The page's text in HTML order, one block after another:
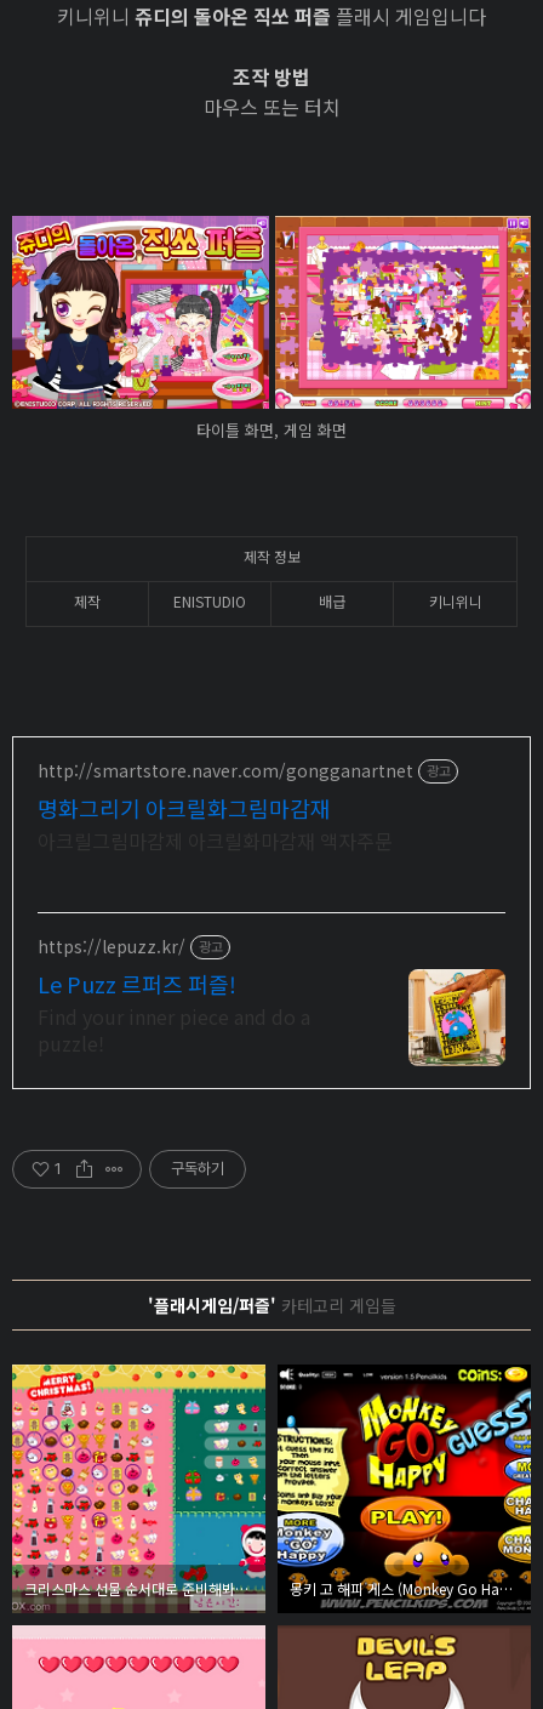
키니위니 쥬디의 돌아온 직쏘 퍼즐 플래시 게임입니다
조작 방법
마우스 또는 터치
타이틀 화면, 게임 화면
제작 정보
제작 ENISTUDIO 배급 키니위니
http://smartstore.naver.com/gongganartnet 광고
명화그리기 아크릴화그림마감재
https://lepuzz.kr/ 광고
Le Puzz 르퍼즈 퍼즐!
1 구독하기
'플래시게임/퍼즐' 카테고리 게임들
크리스마스 선물 순서대로 준비해봐~!! - 엔아트박스 몽키 고 해피 게스 (Monkey Go Happy Guess?)